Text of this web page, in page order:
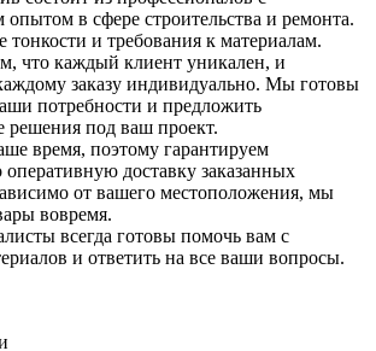
в сфере строительства и ремонта.
и требования к материалам.
что каждый клиент уникален, и
заказу индивидуально. Мы готовы
потребности и предложить
решения под ваш проект.
время, поэтому гарантируем
доставку заказанных
от вашего местоположения, мы
вовремя.
всегда готовы помочь вам с
и ответить на все ваши вопросы.